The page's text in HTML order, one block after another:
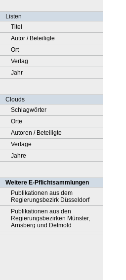
Listen
Titel
Autor / Beteiligte
Ort
Verlag
Jahr
Clouds
Schlagwörter
Orte
Autoren / Beteiligte
Verlage
Jahre
Weitere E-Pflichtsammlungen
Publikationen aus dem
Regierungsbezirk Düsseldorf
Publikationen aus den
Regierungsbezirken Münster,
Arnsberg und Detmold